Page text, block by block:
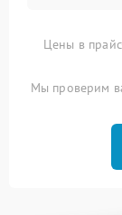
Цены в
Мы проверим